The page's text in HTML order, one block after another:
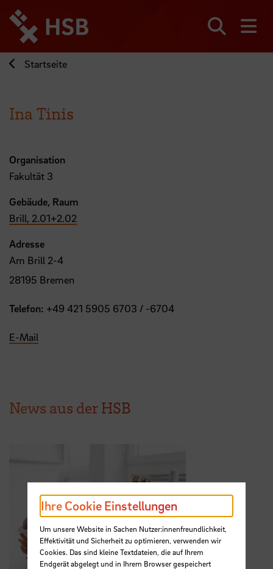
zum
Seiteninhalt
springen
Startseite
Ina Tinis
Organisation
Fakultät 3
Gebäude, Raum
Brill, 2.01+2.02
Adresse
Am Brill 2-4
28195 Bremen
Telefon: +49 421 5905 6703 / -6704
E-Mail
News aus der HSB
Ihre Cookie Einstellungen
Um unsere Website in Sachen Nutzer:innenfreundlichkeit,
Effektivität und Sicherheit zu optimieren, verwenden wir
Cookies. Das sind kleine Textdateien, die auf Ihrem
Endgerät abgelegt und in Ihrem Browser gespeichert